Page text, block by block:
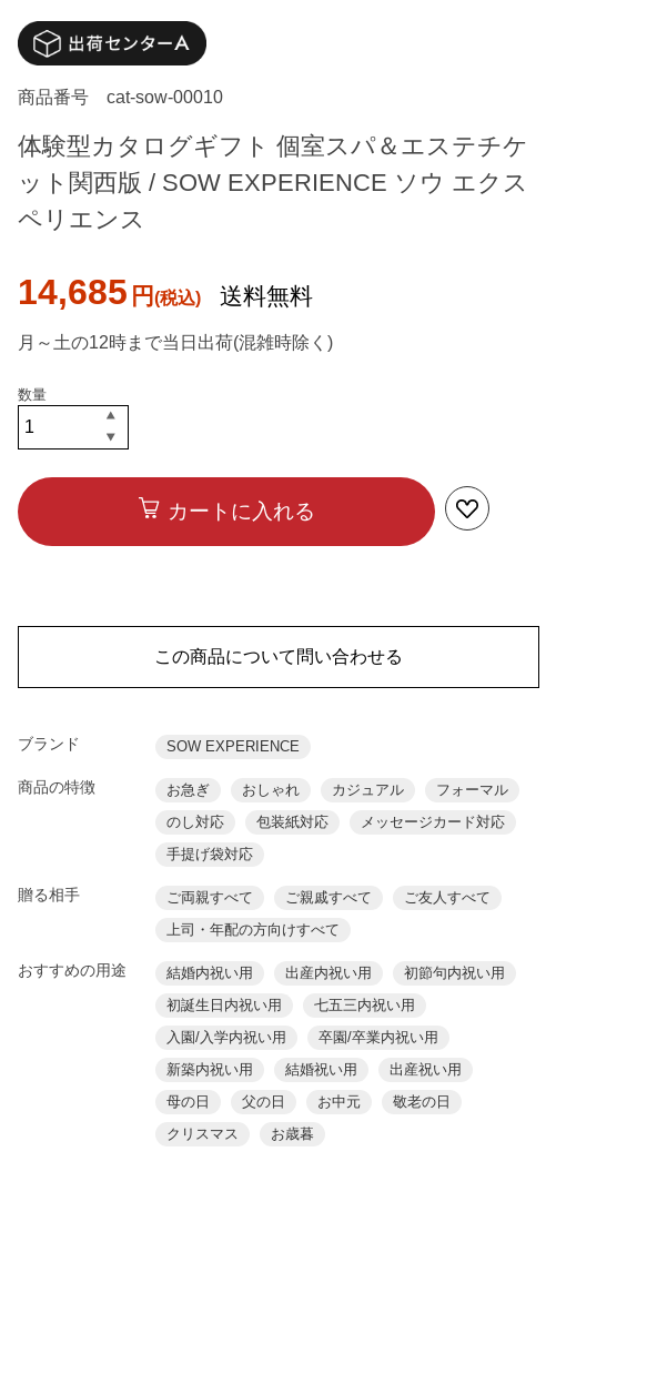
商品番号 cat-sow-00010
体験型カタログギフト 個室スパ＆エステチケ
ット関西版 / SOW EXPERIENCE ソウ エクス
ペリエンス
14,685 円 送料無料
月～土の12時まで当日出荷(混雑時除く)
カートに入れる
この商品について問い合わせる
ブランド SOW EXPERIENCE
商品の特徴 お急ぎ おしゃれ カジュアル
フォーマル
のし対応
包装紙対応
メッセージカード対応
手提げ袋対応
贈る相手 ご両親すべて ご親戚すべて
ご友人すべて
上司・年配の方向けすべて
おすすめの用途 結婚内祝い用 出産内祝い用
初節句内祝い用
初誕生日内祝い用
七五三内祝い用
入園/入学内祝い用
卒園/卒業内祝い用
新築内祝い用
結婚祝い用
出産祝い用
母の日
父の日 お中元
敬老の日
クリスマス
お歳暮